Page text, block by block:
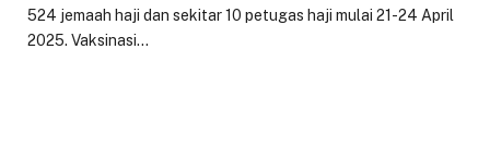
524 jemaah haji dan sekitar 10 petugas haji mulai 21-24 April
2025. Vaksinasi…